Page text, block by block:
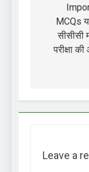
MCQs
सीसीसी
परीक्षा
Leave a